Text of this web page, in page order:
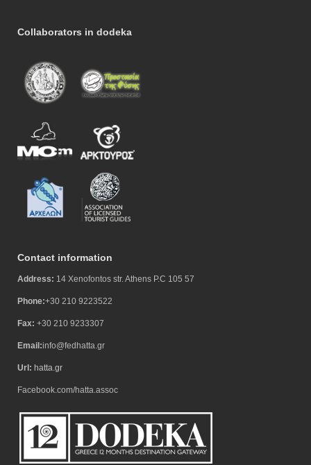
Collaborators in dodeka
Contact information
Address: 14 Xenofontos str. Athens P.C 105 57
Phone:+30 210 9223522
Fax: +30 210 9233307
Email:info@fedhatta.gr
Url: hatta.gr
Facebook.com/hatta.assoc